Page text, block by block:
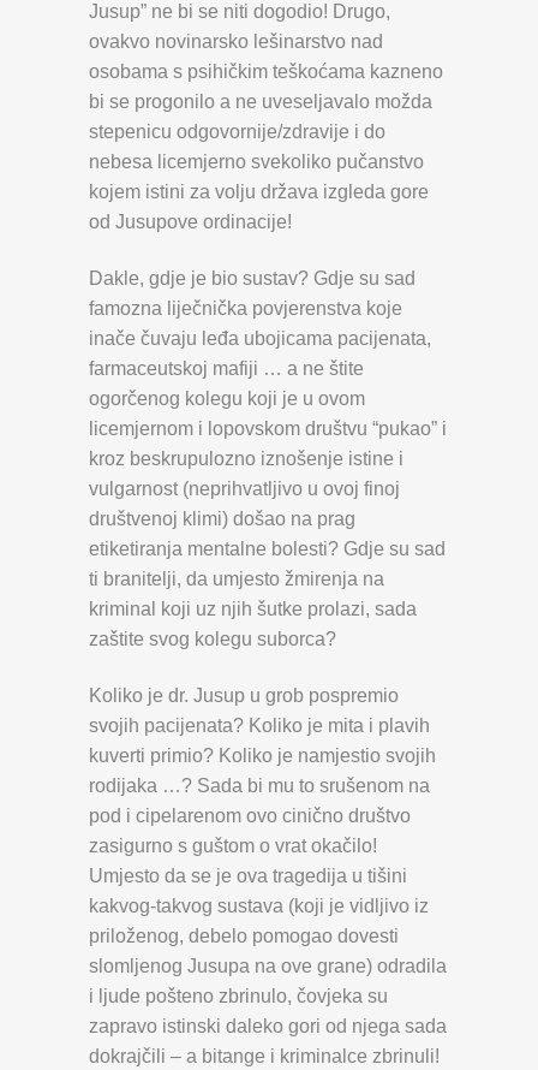
Jusup” ne bi se niti dogodio! Drugo,
ovakvo novinarsko lešinarstvo nad
osobama s psihičkim teškoćama kazneno
bi se progonilo a ne uveseljavalo možda
stepenicu odgovornije/zdravije i do
nebesa licemjerno svekoliko pučanstvo
kojem istini za volju država izgleda gore
od Jusupove ordinacije!
Dakle, gdje je bio sustav? Gdje su sad
famozna liječnička povjerenstva koje
inače čuvaju leđa ubojicama pacijenata,
farmaceutskoj mafiji … a ne štite
ogorčenog kolegu koji je u ovom
licemjernom i lopovskom društvu “pukao” i
kroz beskrupulozno iznošenje istine i
vulgarnost (neprihvatljivo u ovoj finoj
društvenoj klimi) došao na prag
etiketiranja mentalne bolesti? Gdje su sad
ti branitelji, da umjesto žmirenja na
kriminal koji uz njih šutke prolazi, sada
zaštite svog kolegu suborca?
Koliko je dr. Jusup u grob pospremio
svojih pacijenata? Koliko je mita i plavih
kuverti primio? Koliko je namjestio svojih
rodijaka …? Sada bi mu to srušenom na
pod i cipelarenom ovo cinično društvo
zasigurno s guštom o vrat okačilo!
Umjesto da se je ova tragedija u tišini
kakvog-takvog sustava (koji je vidljivo iz
priloženog, debelo pomogao dovesti
slomljenog Jusupa na ove grane) odradila
i ljude pošteno zbrinulo, čovjeka su
zapravo istinski daleko gori od njega sada
dokrajčili – a bitange i kriminalce zbrinuli!